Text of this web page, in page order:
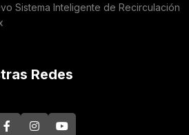
Sistema Inteligente de Recirculación
Redes